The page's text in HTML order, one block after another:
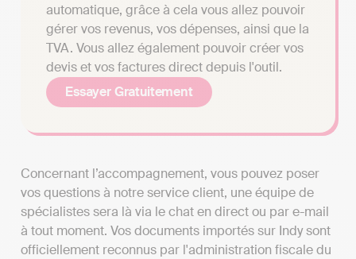
automatique, grâce à cela vous allez pouvoir
gérer vos revenus, vos dépenses, ainsi que la
TVA. Vous allez également pouvoir créer vos
devis et vos factures direct depuis l'outil.
Essayer Gratuitement
Concernant l’accompagnement, vous pouvez poser
vos questions à notre service client, une équipe de
spécialistes sera là via le chat en direct ou par e-mail
à tout moment. Vos documents importés sur Indy sont
officiellement reconnus par l'administration fiscale du